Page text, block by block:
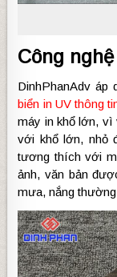
Công
DinhPhanAdv áp
biển in UV thông
máy in khổ lớn, vì
với khổ lớn, nhỏ
tương thích với
ảnh, văn bản
mưa, nắng